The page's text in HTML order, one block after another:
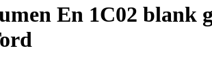
En 1C02 blank